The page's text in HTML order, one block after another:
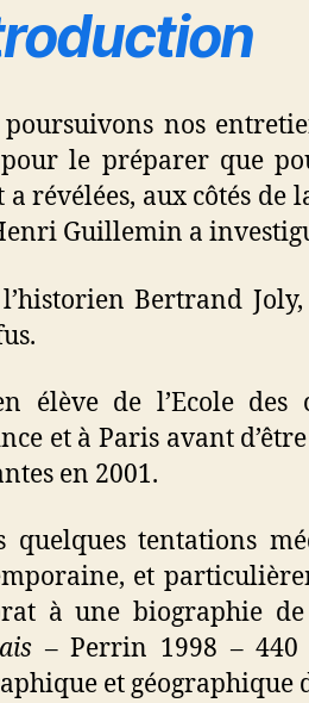
poursuivons nos
le préparer que
a révélées, aux côtés
Guillemin a
Bertrand
élève de l’Ecole des
et à Paris avant
en 2001.
quelques tentations
et
à une biographie
– Perrin 1998 –
et géographique